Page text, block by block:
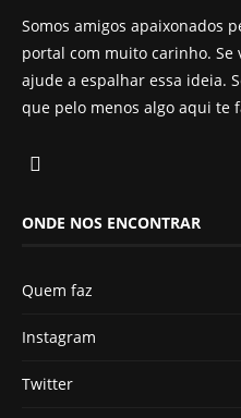
Somos amigos apaixonados
portal com muito carinho. Se
ajude a espalhar essa ideia.
que pelo menos algo aqui te
ONDE NOS ENCONTRAR
Quem faz
Instagram
Twitter